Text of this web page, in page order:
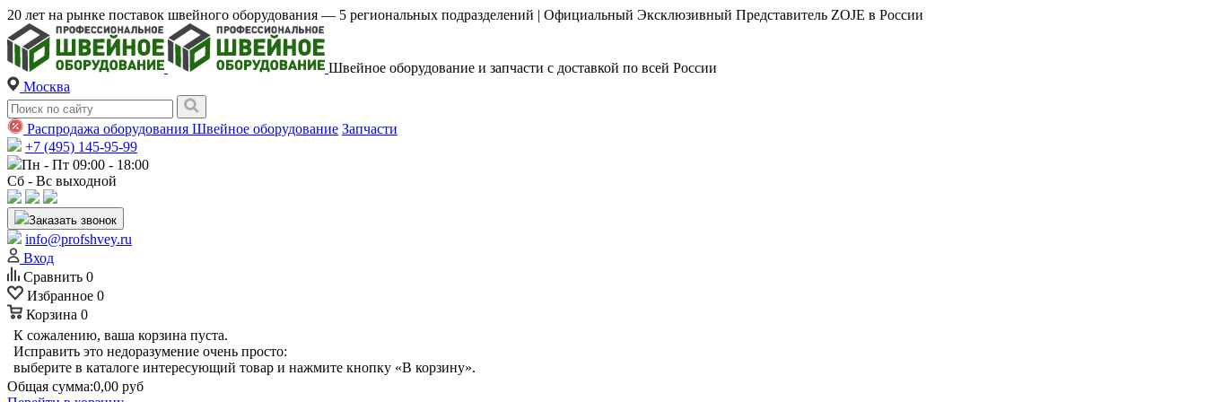
20 лет на рынке поставок швейного оборудования — 5 региональных подразделений | Официальный Эксклюзивный Представитель ZOJE в России
Швейное оборудование и запчасти с доставкой по всей России
Москва
Распродажа оборудования Швейное оборудование Запчасти
+7 (495) 145-95-99
Пн - Пт 09:00 - 18:00
Сб - Вс выходной
Заказать звонок
info@profshvey.ru
Вход
Сравнить 0
Избранное 0
Корзина 0
К сожалению, ваша корзина пуста.
Исправить это недоразумение очень просто:
выберите в каталоге интересующий товар и нажмите кнопку «В корзину».
Общая сумма:0,00 руб